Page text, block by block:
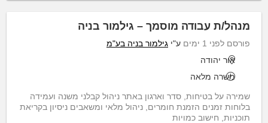
מנהל/ת עבודה מוסמך – גילמור בניה
פורסם לפני 1 ימים ע"י גילמור בניה בע"מ
אור יהודה
משרה מלאה
שמירה על בטיחות, סדר וארגון באתר ניהול קבלני משנה ועמידה
בלוחות זמנים הזמנת חומרים, ניהול מלאי ומשאבים ניסיון בקריאת
תוכניות, חישוב כמויות